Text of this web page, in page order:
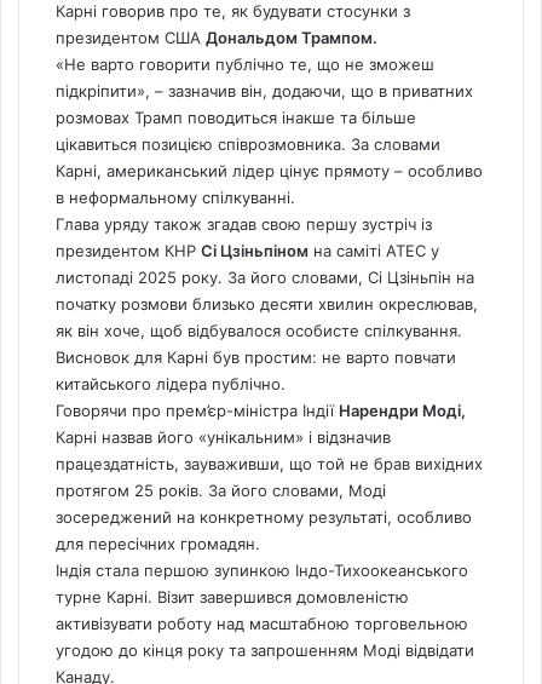
Карні говорив про те, як будувати стосунки з
президентом США Дональдом Трампом.
«Не варто говорити публічно те, що не зможеш
підкріпити», – зазначив він, додаючи, що в приватних
розмовах Трамп поводиться інакше та більше
цікавиться позицією співрозмовника. За словами
Карні, американський лідер цінує прямоту – особливо
в неформальному спілкуванні.
Глава уряду також згадав свою першу зустріч із
президентом КНР Сі Цзіньпіном на саміті АТЕС у
листопаді 2025 року. За його словами, Сі Цзіньпін на
початку розмови близько десяти хвилин окреслював,
як він хоче, щоб відбувалося особисте спілкування.
Висновок для Карні був простим: не варто повчати
китайського лідера публічно.
Говорячи про прем’єр-міністра Індії Нарендри Моді,
Карні назвав його «унікальним» і відзначив
працездатність, зауваживши, що той не брав вихідних
протягом 25 років. За його словами, Моді
зосереджений на конкретному результаті, особливо
для пересічних громадян.
Індія стала першою зупинкою Індо-Тихоокеанського
турне Карні. Візит завершився домовленістю
активізувати роботу над масштабною торговельною
угодою до кінця року та запрошенням Моді відвідати
Канаду.